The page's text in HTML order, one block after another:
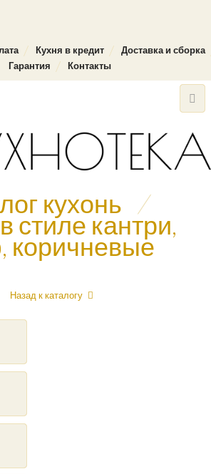
Кухня в кредит
Доставка и сборка
Гарантия
Контакты
кухонь /
стиле кантри,
Назад к каталогу